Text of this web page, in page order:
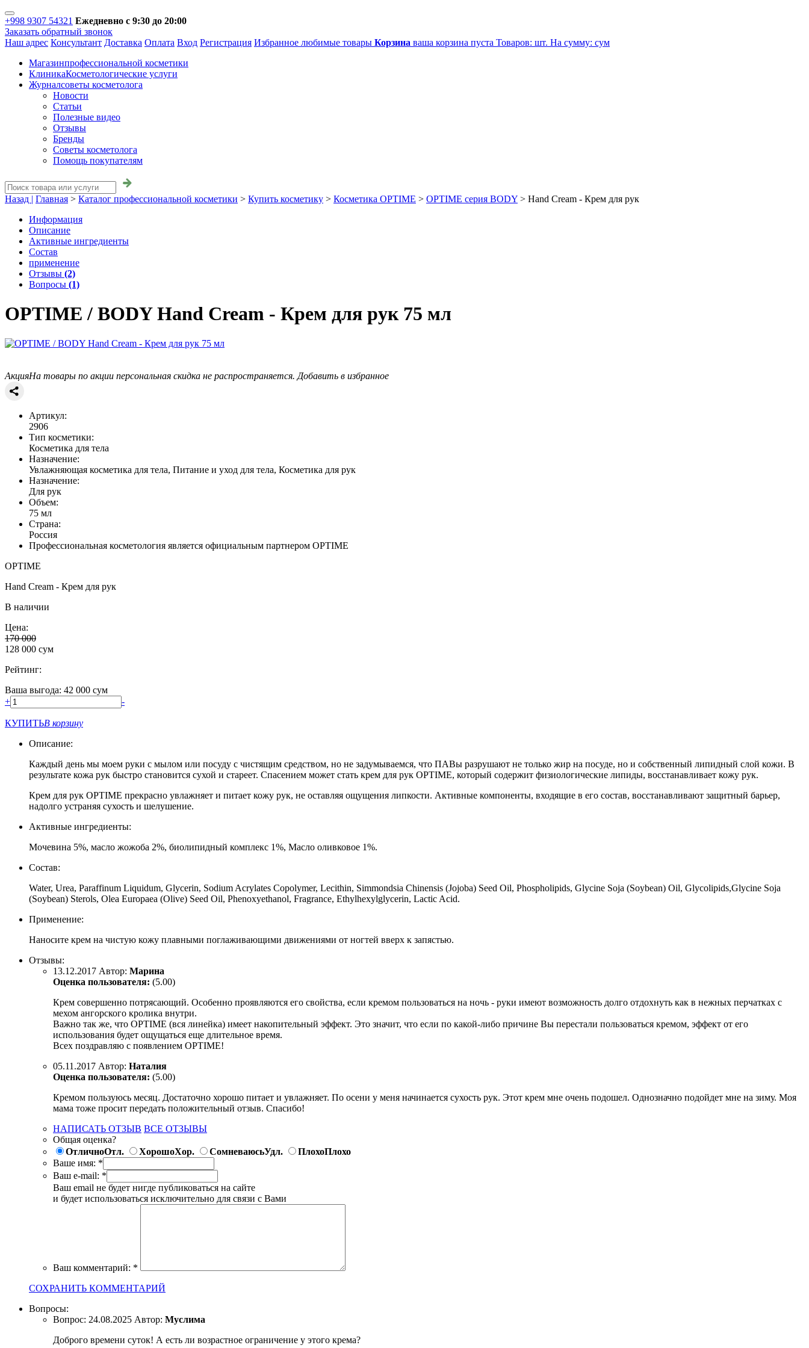
+998 9307 54321 Ежедневно с 9:30 до 20:00
Заказать обратный звонок
Наш адрес Консультант Доставка Оплата Вход Регистрация Избранное любимые товары Корзина ваша корзина пуста Товаров: шт. На сумму: сум
Магазинпрофессиональной косметики
КлиникаКосметологические услуги
Журналсоветы косметолога
Новости
Статьи
Полезные видео
Отзывы
Бренды
Советы косметолога
Помощь покупателям
Назад | Главная > Каталог профессиональной косметики > Купить косметику > Косметика OPTIME > OPTIME серия BODY > Hand Cream - Крем для рук
Информация
Описание
Активные ингредиенты
Состав
применение
Отзывы (2)
Вопросы (1)
OPTIME / BODYHand Cream - Крем для рук 75 мл
АкцияНа товары по акции персональная скидка не распространяется. Добавить в избранное
Артикул:
2906
Тип косметики:
Косметика для тела
Назначение:
Увлажняющая косметика для тела, Питание и уход для тела, Косметика для рук
Назначение:
Для рук
Объем:
75 мл
Страна:
Россия
Профессиональная косметология является официальным партнером OPTIME
OPTIME
Hand Cream - Крем для рук
В наличии
Цена:
170 000
128 000 сум
Рейтинг:
Ваша выгода: 42 000 сум
+
-
КУПИТЬВ корзину
Описание:
Каждый день мы моем руки с мылом или посуду с чистящим средством, но не задумываемся, что ПАВы разрушают не только жир на посуде, но и собственный липидный слой кожи. В
результате кожа рук быстро становится сухой и стареет. Спасением может стать крем для рук OPTIME, который содержит физиологические липиды, восстанавливает кожу рук.
Крем для рук OPTIME прекрасно увлажняет и питает кожу рук, не оставляя ощущения липкости. Активные компоненты, входящие в его состав, восстанавливают защитный барьер,
надолго устраняя сухость и шелушение.
Активные ингредиенты:
Мочевина 5%, масло жожоба 2%, биолипидный комплекс 1%, Масло оливковое 1%.
Состав:
Water, Urea, Paraffinum Liquidum, Glycerin, Sodium Acrylates Copolymer, Lecithin, Simmondsia Chinensis (Jojoba) Seed Oil, Phospholipids, Glycine Soja (Soybean) Oil, Glycolipids,Glycine Soja
(Soybean) Sterols, Olea Europaea (Olive) Seed Oil, Phenoxyethanol, Fragrance, Ethylhexylglycerin, Lactic Acid.
Применение:
Наносите крем на чистую кожу плавными поглаживающими движениями от ногтей вверх к запястью.
Отзывы:
13.12.2017 Автор: Марина
Оценка пользователя: (5.00)
Крем совершенно потрясающий. Особенно проявляются его свойства, если кремом пользоваться на ночь - руки имеют возможность долго отдохнуть как в нежных перчатках с
мехом ангорского кролика внутри.
Важно так же, что OPTIME (вся линейка) имеет накопительный эффект. Это значит, что если по какой-либо причине Вы перестали пользоваться кремом, эффект от его
использования будет ощущаться еще длительное время.
Всех поздравляю с появлением OPTIME!
05.11.2017 Автор: Наталия
Оценка пользователя: (5.00)
Кремом пользуюсь месяц. Достаточно хорошо питает и увлажняет. По осени у меня начинается сухость рук. Этот крем мне очень подошел. Однозначно подойдет мне на зиму. Моя
мама тоже просит передать положительный отзыв. Спасибо!
НАПИСАТЬ ОТЗЫВ ВСЕ ОТЗЫВЫ
Общая оценка?
ОтличноОтл. ХорошоХор. СомневаюсьУдл. ПлохоПлохо
Ваше имя: *
Ваш e-mail: *
Ваш email не будет нигде публиковаться на сайте
и будет использоваться исключительно для связи с Вами
Ваш комментарий: *
СОХРАНИТЬ КОММЕНТАРИЙ
Вопросы:
Вопрос: 24.08.2025 Автор: Муслима
Доброго времени суток! А есть ли возрастное ограничение у этого крема?